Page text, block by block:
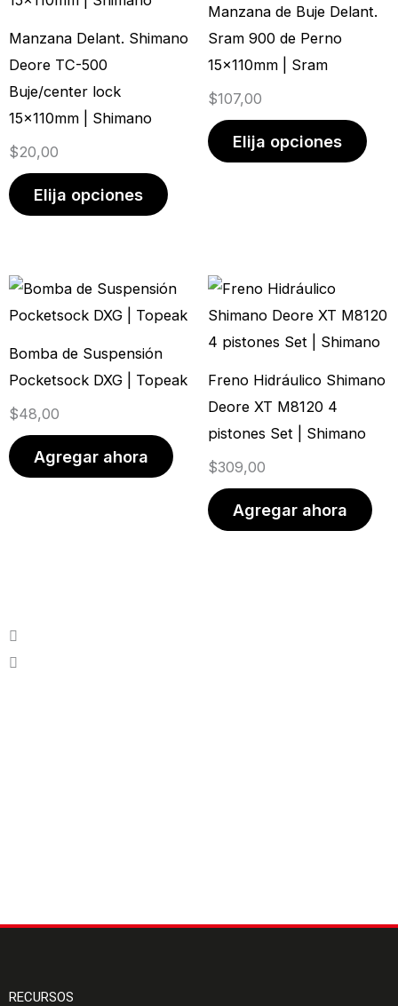
Manzana Delant. Shimano
Deore TC-500
Buje/center lock
15x110mm | Shimano
$20,00
Elija opciones
pueden
en
producto
Manzana de Buje Delant.
Sram 900 de Perno
15x110mm | Sram
$107,00
Elija opciones
Bomba de Suspensión
Pocketsock DXG | Topeak
$48,00
Agregar ahora
Freno Hidráulico Shimano
Deore XT M8120 4
pistones Set | Shimano
$309,00
Agregar ahora
RECURSOS